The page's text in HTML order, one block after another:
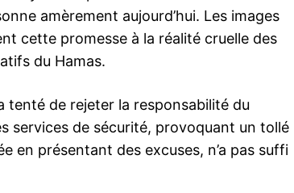
amèrement aujourd’hui. Les images
cette promesse à la réalité cruelle des
du Hamas.
tenté de rejeter la responsabilité du
services de sécurité, provoquant un tollé
en présentant des excuses, n’a pas suffi